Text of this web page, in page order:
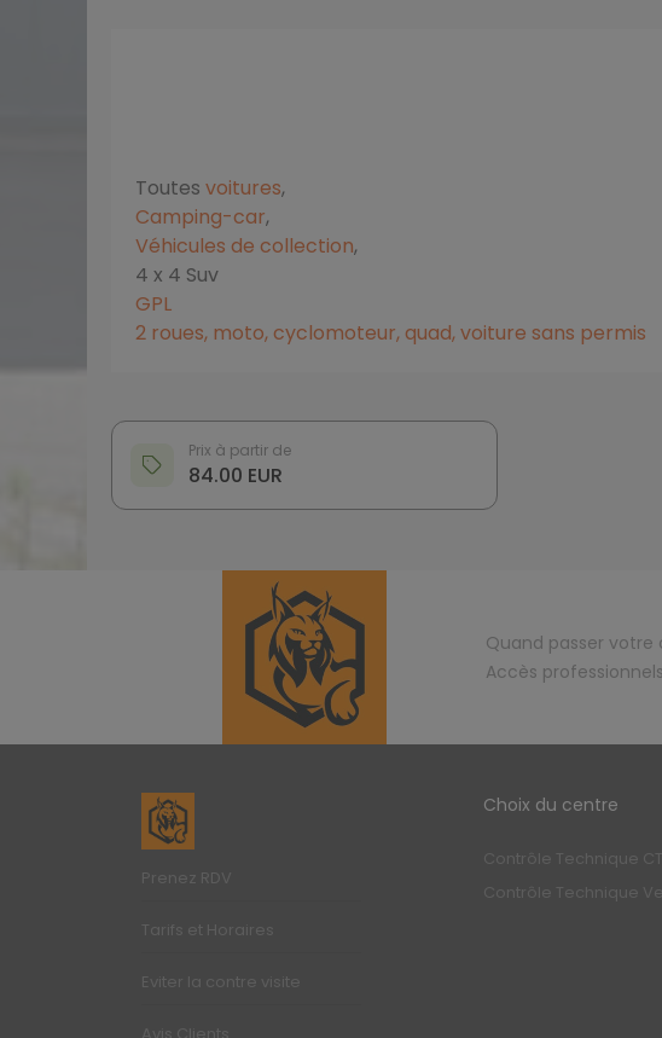
Toutes voitures,
Camping-car,
Véhicules de collection,
4 x 4 Suv
GPL
2 roues, moto, cyclomoteur, quad, voiture sans permis
Prix à partir de
84.00 EUR
Quand passer votre
Accès professionnels
Prenez RDV
Tarifs et Horaires
Eviter la contre visite
Choix du centre
Contrôle Technique
Contrôle Technique